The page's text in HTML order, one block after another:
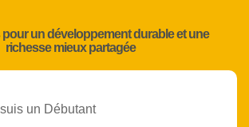
pour un développement durable et une
richesse mieux partagée
un Débutant